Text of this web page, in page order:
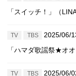
「スイッチ！」（LINA
TV TBS
2025/06/
「ハマダ歌謡祭★オ
TV TBS
2025/06/